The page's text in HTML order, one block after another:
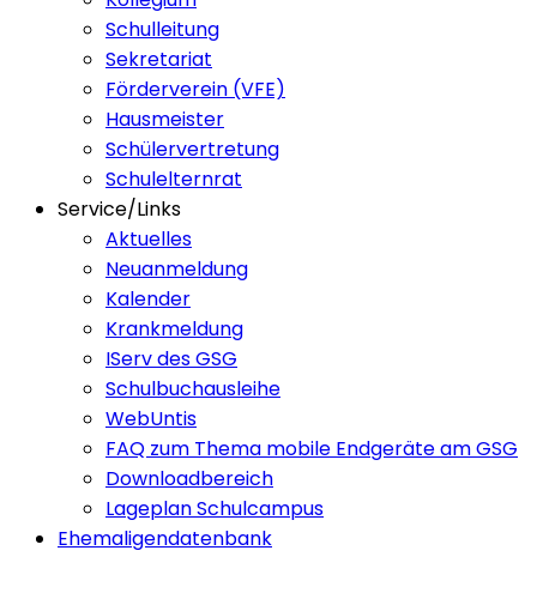
Schulleitung
Sekretariat
Förderverein (VFE)
Hausmeister
Schülervertretung
Schulelternrat
Service/Links
Aktuelles
Neuanmeldung
Kalender
Krankmeldung
IServ des GSG
Schulbuchausleihe
WebUntis
FAQ zum Thema mobile Endgeräte am GSG
Downloadbereich
Lageplan Schulcampus
Ehemaligendatenbank